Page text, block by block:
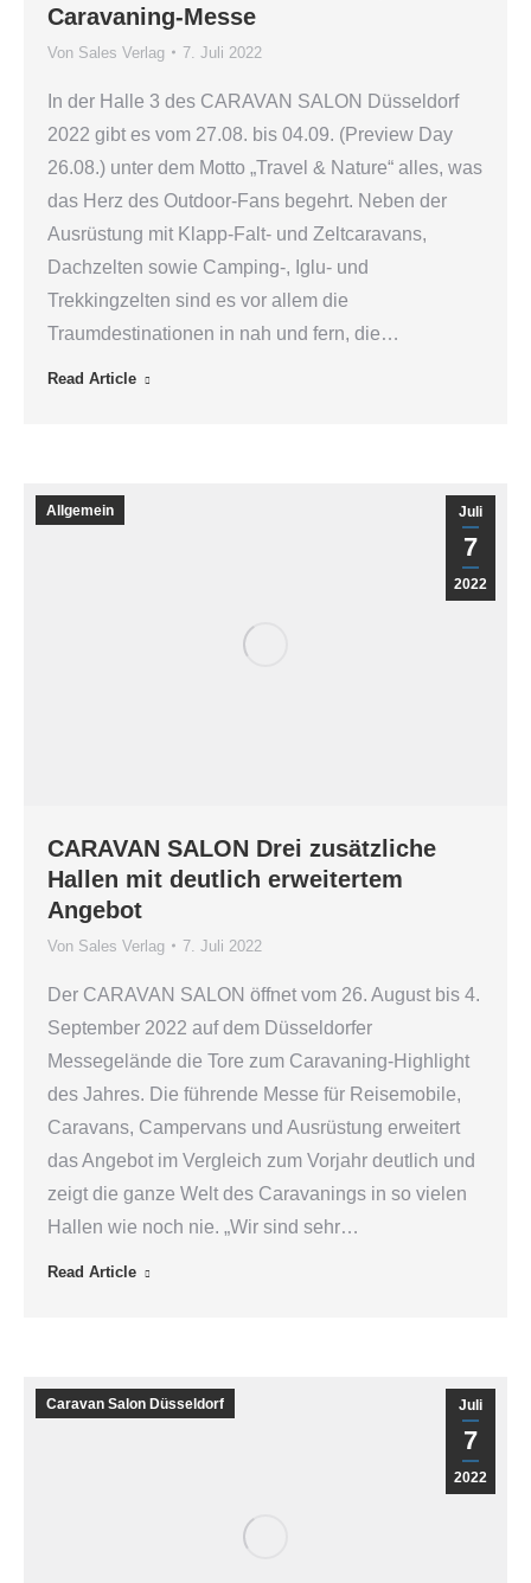
Caravaning-Messe
Von Sales Verlag 7. Juli 2022
In der Halle 3 des CARAVAN SALON Düsseldorf
2022 gibt es vom 27.08. bis 04.09. (Preview Day
26.08.) unter dem Motto „Travel & Nature“ alles, was
das Herz des Outdoor-Fans begehrt. Neben der
Ausrüstung mit Klapp-Falt- und Zeltcaravans,
Dachzelten sowie Camping-, Iglu- und
Trekkingzelten sind es vor allem die
Traumdestinationen in nah und fern, die…
Read Article
Juli
7
2022
Allgemein
CARAVAN SALON Drei zusätzliche
Hallen mit deutlich erweitertem
Angebot
Von Sales Verlag 7. Juli 2022
Der CARAVAN SALON öffnet vom 26. August bis 4.
September 2022 auf dem Düsseldorfer
Messegelände die Tore zum Caravaning-Highlight
des Jahres. Die führende Messe für Reisemobile,
Caravans, Campervans und Ausrüstung erweitert
das Angebot im Vergleich zum Vorjahr deutlich und
zeigt die ganze Welt des Caravanings in so vielen
Hallen wie noch nie. „Wir sind sehr…
Read Article
Juli
7
2022
Caravan Salon Düsseldorf